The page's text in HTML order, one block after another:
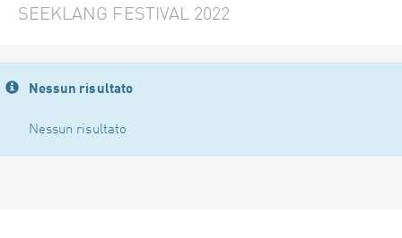
SEEKLANG FESTIVAL 2022
Nessun risultato
Nessun risultato